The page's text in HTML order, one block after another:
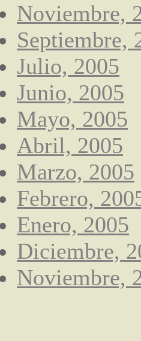
Noviembre,
Septiembre,
Julio, 2005
Junio, 2005
Mayo, 2005
Abril, 2005
Marzo, 2005
Febrero,
Enero, 2005
Diciembre,
Noviembre,